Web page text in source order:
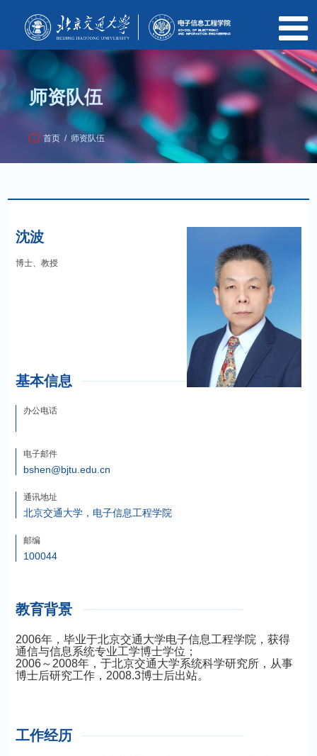
师资队伍
首页 / 师资队伍
沈波
博士、教授
基本信息
办公电话
电子邮件
bshen@bjtu.edu.cn
通讯地址
北京交通大学，电子信息工程学院
邮编
100044
教育背景
2006年，毕业于北京交通大学电子信息工程学院，获得
通信与信息系统专业工学博士学位；
2006～2008年，于北京交通大学系统科学研究所，从事
博士后研究工作，2008.3博士后出站。
工作经历